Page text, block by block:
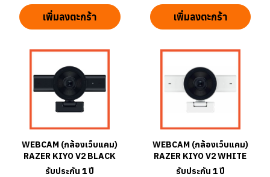
เพิ่มลงตะกร้า เพิ่มลงตะกร้า
WEBCAM (กล้องเว็บแคม)
RAZER KIYO V2 BLACK
รับประกัน 1 ปี
WEBCAM (กล้องเว็บแคม)
RAZER KIYO V2 WHITE
รับประกัน 1 ปี